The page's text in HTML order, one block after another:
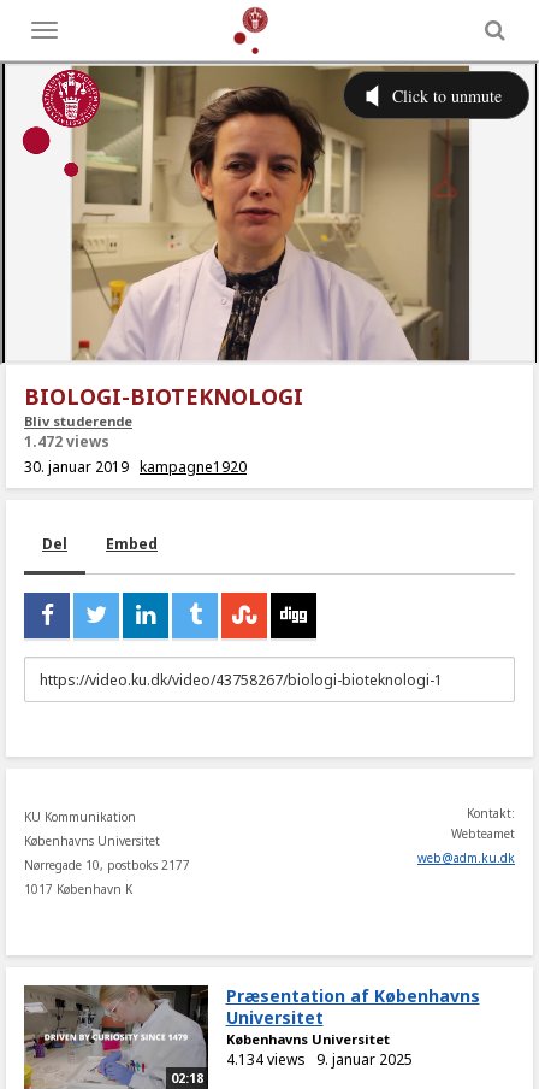
Toggle
menu
BIOLOGI-BIOTEKNOLOGI
Bliv studerende
1.472 views
30. januar 2019 kampagne1920
Del Embed
URL
to
KU Kommunikation
Københavns Universitet
Nørregade 10, postboks 2177
1017 København K
Kontakt:
Webteamet
web@adm.ku.dk
02:18
Præsentation af Københavns
Universitet
Københavns Universitet
4.134 views 9. januar 2025